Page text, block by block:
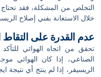
التخلص من المشكلة، فقد
خلال الاستعانة بفني إصلاح
عدم القدرة على التقاط
تحقق من اتجاه الهوائي
الصناعي، إذا كان الهوائي
الريسيفر، إذا لم ينتج أي نتيجة